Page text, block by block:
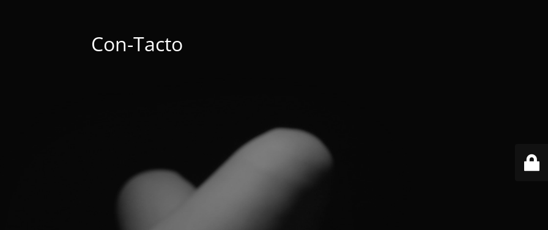
Con-Tacto